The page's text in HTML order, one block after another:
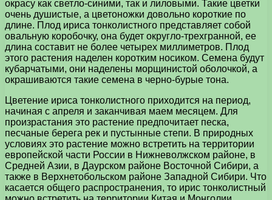
окрасу как светло-синими, так и лиловыми. Такие цветки
очень душистые, а цветоножки довольно короткие по
длине. Плод ириса тонколистного представляет собой
овальную коробочку, она будет округло-трехгранной, ее
длина составит не более четырех миллиметров. Плод
этого растения наделен коротким носиком. Семена будут
кубарчатыми, они наделены морщинистой оболочкой, а
окрашиваются такие семена в черно-бурые тона.
Цветение ириса тонколистного приходится на период,
начиная с апреля и заканчивая маем месяцем. Для
произрастания это растение предпочитает песка,
песчаные берега рек и пустынные степи. В природных
условиях это растение можно встретить на территории
европейской части России в Нижневолжском районе, в
Средней Азии, в Даурском районе Восточной Сибири, а
также в Верхнетобольском районе Западной Сибири. Что
касается общего распространения, то ирис тонколистный